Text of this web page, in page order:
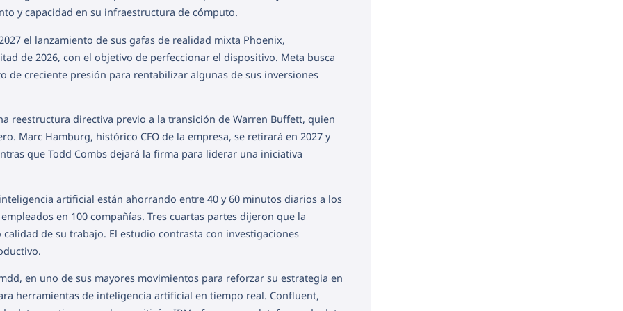
y capacidad en su infraestructura de cómputo.
el lanzamiento de sus gafas de realidad mixta Phoenix,
de 2026, con el objetivo de perfeccionar el dispositivo. Meta busca
de creciente presión para rentabilizar algunas de sus inversiones
reestructura directiva previo a la transición de Warren Buffett, quien
Marc Hamburg, histórico CFO de la empresa, se retirará en 2027 y
que Todd Combs dejará la firma para liderar una iniciativa
artificial están ahorrando entre 40 y 60 minutos diarios a los
en 100 compañías. Tres cuartas partes dijeron que la
de su trabajo. El estudio contrasta con investigaciones
en uno de sus mayores movimientos para reforzar su estrategia en
herramientas de inteligencia artificial en tiempo real. Confluent,